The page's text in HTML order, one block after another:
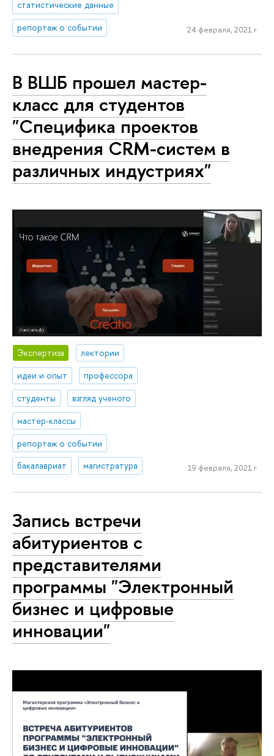
статистические данные
репортаж о событии
24 февраля, 2021 г.
В ВШБ прошел мастер-
класс для студентов
"Специфика проектов
внедрения CRM-систем в
различных индустриях"
Экспертиза
лектории
идеи и опыт
профессора
студенты
взгляд ученого
мастер-классы
репортаж о событии
бакалавриат
магистратура 19 февраля, 2021 г.
Запись встречи
абитуриентов с
представителями
программы "Электронный
бизнес и цифровые
инновации"